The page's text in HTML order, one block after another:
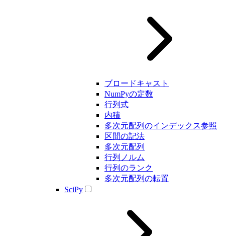
ブロードキャスト
NumPyの定数
行列式
内積
多次元配列のインデックス参照
区間の記法
多次元配列
行列ノルム
行列のランク
多次元配列の転置
SciPy